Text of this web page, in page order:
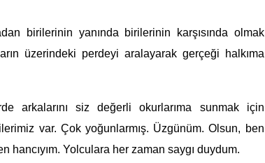
birilerinin yanında birilerinin karşısında olmak
üzerindeki perdeyi aralayarak gerçeği halkıma
arkalarını siz değerli okurlarıma sunmak için
var. Çok yoğunlarmış. Üzgünüm. Olsun, ben
hancıyım. Yolculara her zaman saygı duydum.